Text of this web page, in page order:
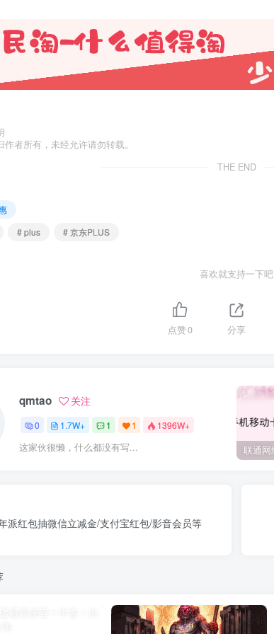
作者所有，未经允许请勿转载。
THE END
# plus # 京东PLUS
喜欢就支持一下吧
点赞0 分享
qmtao 关注
0 1.7W+ 1 1 1396W+
这家伙很懒，什么都没有写...
派红包抽微信立减金/支付宝红包/影音会员等